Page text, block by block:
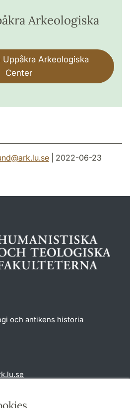
Arkeologiska
Arkeologiska
Center
@ark.lu.se | 2022-06-23
och antikens historia
.se